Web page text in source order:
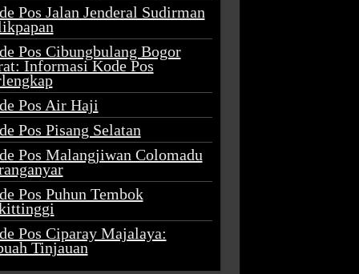
Pos Jalan Jenderal Sudirman
Pos Cibungbulang Bogor
Informasi Kode Pos
Pos Air Haji
Pos Pisang Selatan
Pos Malangjiwan Colomadu
Pos Puhun Tembok
Pos Ciparay Majalaya:
Tinjauan